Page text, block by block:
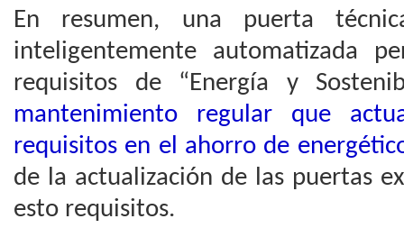
En resumen, una puerta
inteligentemente automatizada
requisitos de “Energía y
mantenimiento regular que
requisitos en el ahorro de
de la actualización de las puertas
esto requisitos.